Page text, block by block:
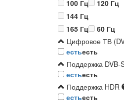
100 Гц
120 Гц
144 Гц
165 Гц
60 Гц
Цифровое ТВ
естьесть
Поддержка DVB-
естьесть
Поддержка HDR
естьесть